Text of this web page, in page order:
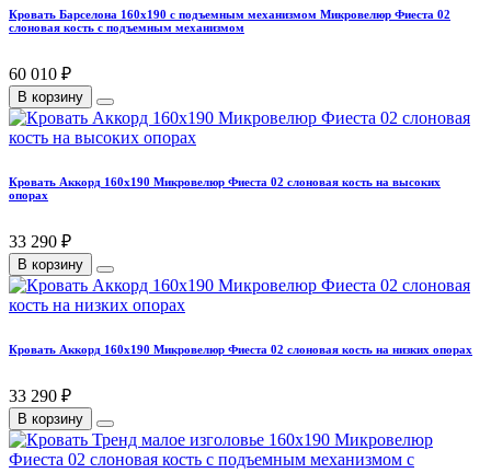
Кровать Барселона 160х190 с подъемным механизмом Микровелюр Фиеста 02
слоновая кость с подъемным механизмом
60 010 ₽
В корзину
Кровать Аккорд 160х190 Микровелюр Фиеста 02 слоновая кость на высоких
опорах
33 290 ₽
В корзину
Кровать Аккорд 160х190 Микровелюр Фиеста 02 слоновая кость на низких опорах
33 290 ₽
В корзину